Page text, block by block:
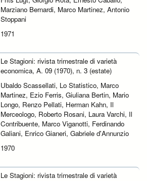
Marziano Bernardi, Marco Martinez, Antonio
Stoppani
1971
Le Stagioni: rivista trimestrale di varietà
economica, A. 09 (1970), n. 3 (estate)
Ubaldo Scassellati, Lo Statistico, Marco
Martinez, Ezio Ferris, Giuliana Bertin, Mario
Longo, Renzo Pellati, Herman Kahn, Il
Merceologo, Roberto Rosani, Laura Varchi, Il
Contribuente, Marco Viganotti, Ferdinando
Galiani, Enrico Gianeri, Gabriele d'Annunzio
1970
Le Stagioni: rivista trimestrale di varietà